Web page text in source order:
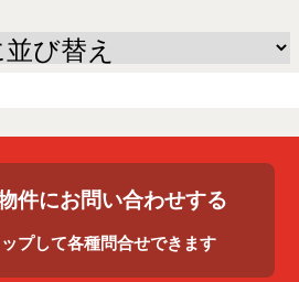
件にお問い合わせする
プして各種問合せできます